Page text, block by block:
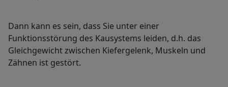
Dann kann es sein, dass Sie unter einer
Funktionsstörung des Kausystems leiden, d.h. das
Gleichgewicht zwischen Kiefergelenk, Muskeln und
Zähnen ist gestört.